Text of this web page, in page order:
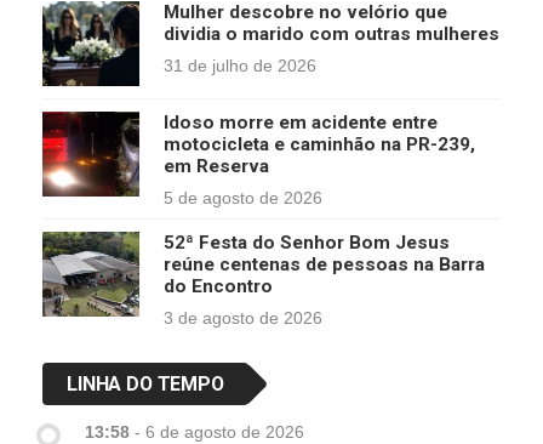
Mulher descobre no velório que
dividia o marido com outras mulheres
31 de julho de 2026
Idoso morre em acidente entre
motocicleta e caminhão na PR-239,
em Reserva
5 de agosto de 2026
52ª Festa do Senhor Bom Jesus
reúne centenas de pessoas na Barra
do Encontro
3 de agosto de 2026
LINHA DO TEMPO
13:58 - 6 de agosto de 2026